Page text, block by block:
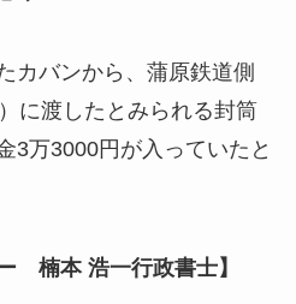
カバンから、蒲原鉄道側
に渡したとみられる封筒
3万3000円が入っていたと
楠本 浩一行政書士】